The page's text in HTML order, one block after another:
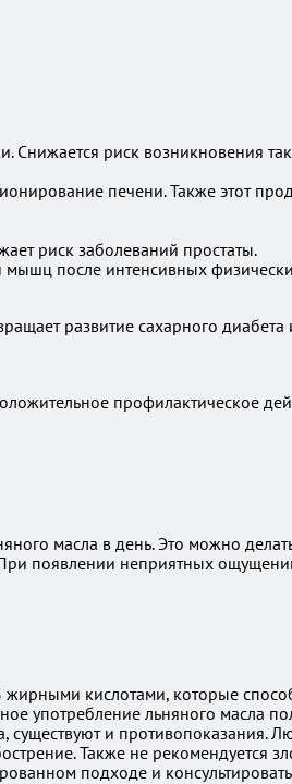
Снижается риск возникновения
печени. Также этот
риск заболеваний простаты.
после интенсивных
развитие сахарного
профилактическое
масла в день. Это можно
появлении неприятных
кислотами, которые
употребление льняного масла
существуют и противопоказания.
Также не рекомендуется
подходе и